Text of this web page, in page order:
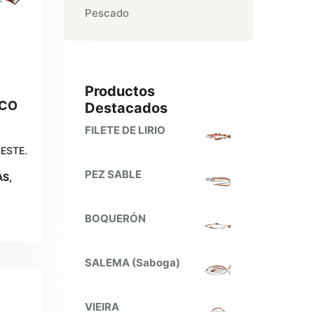
Pescado
Productos
Destacados
FILETE DE LIRIO
PEZ SABLE
BOQUERÓN
SALEMA (Saboga)
VIEIRA